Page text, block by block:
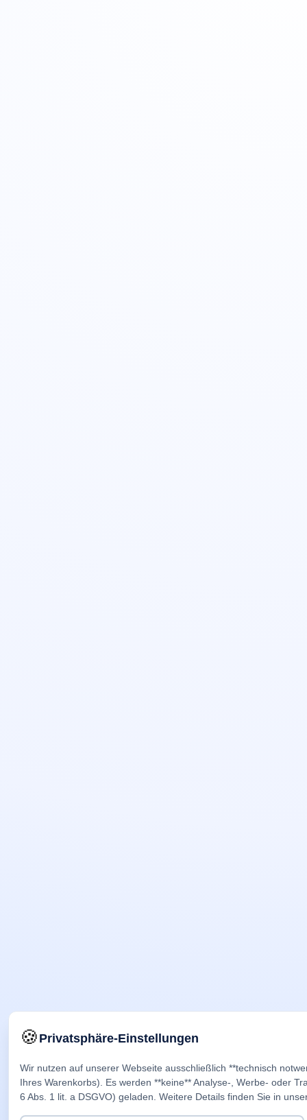
🍪Privatsphäre-Einstellungen
Wir nutzen auf unserer Webseite ausschließlich **technisch
Ihres Warenkorbs). Es werden **keine** Analyse-, Werbe- oder
6 Abs. 1 lit. a DSGVO) geladen. Weitere Details finden Sie in